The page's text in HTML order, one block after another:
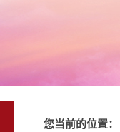
您当前的位置：